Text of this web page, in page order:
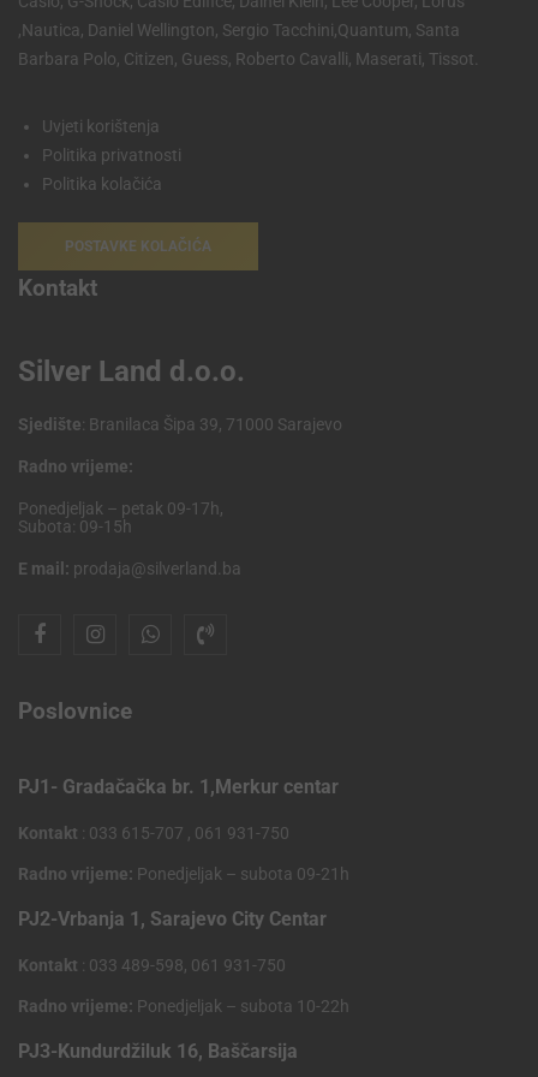
,Nautica, Daniel Wellington, Sergio Tacchini,Quantum, Santa
Barbara Polo, Citizen, Guess, Roberto Cavalli, Maserati, Tissot.
Uvjeti korištenja
Politika privatnosti
Politika kolačića
POSTAVKE KOLAČIĆA
Kontakt
Silver Land d.o.o.
Sjedište: Branilaca Šipa 39, 71000 Sarajevo
Radno vrijeme:
Ponedjeljak – petak 09-17h,
Subota: 09-15h
E mail: prodaja@silverland.ba
Poslovnice
PJ1- Gradačačka br. 1,Merkur centar
Kontakt : 033 615-707 , 061 931-750
Radno vrijeme: Ponedjeljak – subota 09-21h
PJ2-Vrbanja 1, Sarajevo City Centar
Kontakt : 033 489-598, 061 931-750
Radno vrijeme: Ponedjeljak – subota 10-22h
PJ3-Kundurdžiluk 16, Baščarsija